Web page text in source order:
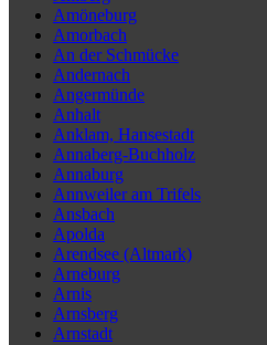
Amöneburg
Amorbach
An der Schmücke
Andernach
Angermünde
Anhalt
Anklam, Hansestadt
Annaberg-Buchholz
Annaburg
Annweiler am Trifels
Ansbach
Apolda
Arendsee (Altmark)
Arneburg
Arnis
Arnsberg
Arnstadt